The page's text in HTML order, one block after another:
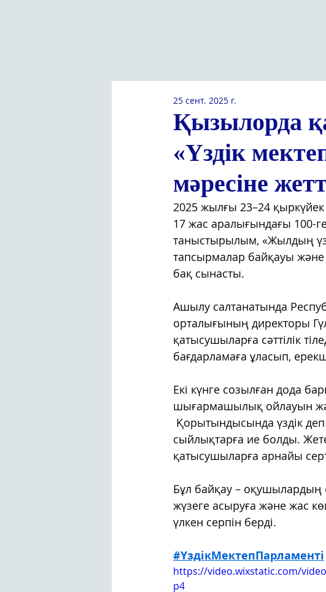
Қызылорда
«Үздік
мәресіне
25 сент. 2025 г.
2025 жылғы 23–24 қыркүйек
17 жас аралығындағы
таныстырылым, «Жылдың
тапсырмалар байқауы
бақ сынасты.
Ашылу салтанатында
орталығының директоры
қатысушыларға сәттілік
бағдарламаға ұласып,
Екі күнге созылған дода
шығармашылық ойлауын
Қорытындысында үздік
сыйлықтарға ие болды.
қатысушыларға арнайы
Бұл байқау – оқушылардың
жүзеге асыруға және жас
үлкен серпін берді.
#ҮздікМектепПарламенті
https://video.wixstatic.com/
p4